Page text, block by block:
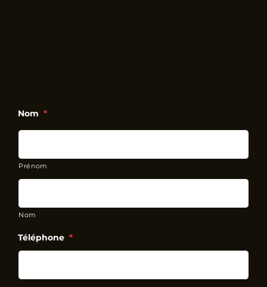
Nom *
Prénom
Nom
Téléphone *